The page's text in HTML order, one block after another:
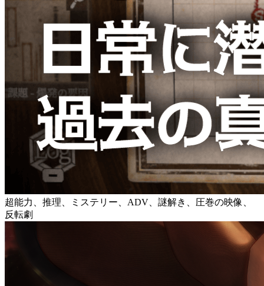
超能力、推理、ミステリー、ADV、謎解き、圧巻の映像、
反転劇